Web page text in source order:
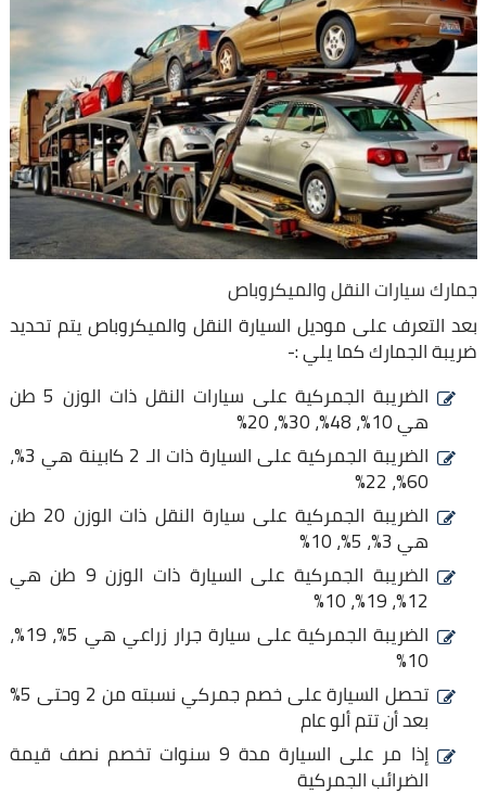
جمارك سيارات النقل والميكروباص
بعد التعرف على موديل السيارة النقل والميكروباص يتم تحديد
ضريبة الجمارك كما يلي :-
الضريبة الجمركية على سيارات النقل ذات الوزن 5 طن
هي 10%، 48%، 30%، 20%
الضريبة الجمركية على السيارة ذات الـ 2 كابينة هي 3%،
60%، 22%
الضريبة الجمركية على سيارة النقل ذات الوزن 20 طن
هي 3%، 5%، 10%
الضريبة الجمركية على السيارة ذات الوزن 9 طن هي
12%، 19%، 10%
الضريبة الجمركية على سيارة جرار زراعي هي 5%، 19%،
10%
تحصل السيارة على خصم جمركي نسبته من 2 وحتى 5%
بعد أن تتم ألو عام
إذا مر على السيارة مدة 9 سنوات تخصم نصف قيمة
الضرائب الجمركية